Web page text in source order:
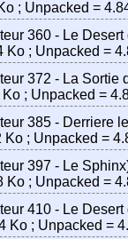
; Unpacked =
360 - Le
Ko ; Unpacked =
372 - La
; Unpacked =
385 - Derriere
; Unpacked =
397 - Le
Ko ; Unpacked =
410 - Le
Ko ; Unpacked =